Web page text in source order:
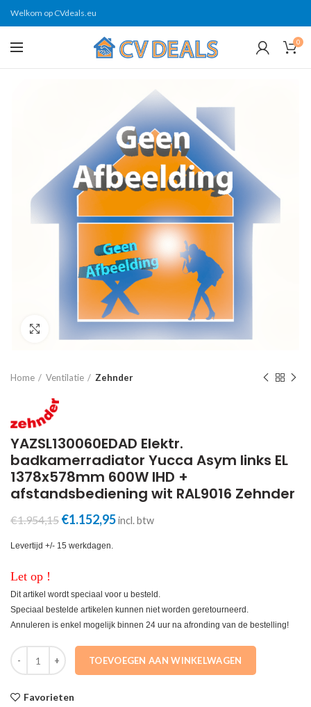
Welkom op CVdeals.eu
0
Home Ventilatie Zehnder
YAZSL130060EDAD Elektr.
badkamerradiator Yucca Asym links EL
1378x578mm 600W IHD +
afstandsbediening wit RAL9016 Zehnder
€1.954,15 Oorspronkelijke
was:
€1.152,95Huidige
incl. btw
Levertijd +/- 15 werkdagen.
Let op !
Dit artikel wordt speciaal voor u besteld.
Speciaal bestelde artikelen kunnen niet worden geretourneerd.
Annuleren is enkel mogelijk binnen 24 uur na afronding van de bestelling!
YAZSL130060EDAD Elektr. badkamerradiator Yucca Asym links EL
TOEVOEGEN AAN WINKELWAGEN
Favorieten